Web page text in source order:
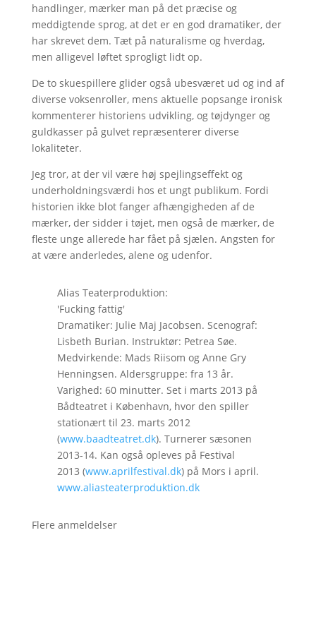
handlinger, mærker man på det præcise og
meddigtende sprog, at det er en god dramatiker, der
har skrevet dem. Tæt på naturalisme og hverdag,
men alligevel løftet sprogligt lidt op.
De to skuespillere glider også ubesværet ud og ind af
diverse voksenroller, mens aktuelle popsange ironisk
kommenterer historiens udvikling, og tøjdynger og
guldkasser på gulvet repræsenterer diverse
lokaliteter.
Jeg tror, at der vil være høj spejlingseffekt og
underholdningsværdi hos et ungt publikum. Fordi
historien ikke blot fanger afhængigheden af de
mærker, der sidder i tøjet, men også de mærker, de
fleste unge allerede har fået på sjælen. Angsten for
at være anderledes, alene og udenfor.
Alias Teaterproduktion:
'Fucking fattig'
Dramatiker: Julie Maj Jacobsen. Scenograf:
Lisbeth Burian. Instruktør: Petrea Søe.
Medvirkende: Mads Riisom og Anne Gry
Henningsen. Aldersgruppe: fra 13 år.
Varighed: 60 minutter. Set i marts 2013 på
Bådteatret i København, hvor den spiller
stationært til 23. marts 2012
(www.baadteatret.dk). Turnerer sæsonen
2013-14. Kan også opleves på Festival
2013 (www.aprilfestival.dk) på Mors i april.
www.aliasteaterproduktion.dk
Flere anmeldelser